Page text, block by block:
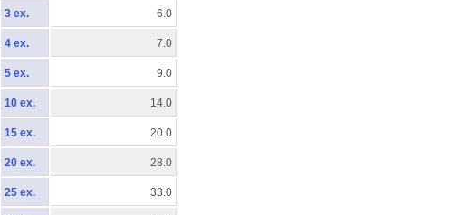
3 ex. 6.0
4 ex. 7.0
5 ex. 9.0
10 ex. 14.0
15 ex. 20.0
20 ex. 28.0
25 ex. 33.0